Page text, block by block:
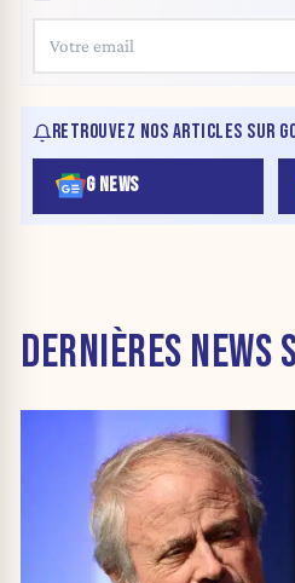
RETROUVEZ NOS ARTICLES SUR
G NEWS
DERNIÈRES NEWS